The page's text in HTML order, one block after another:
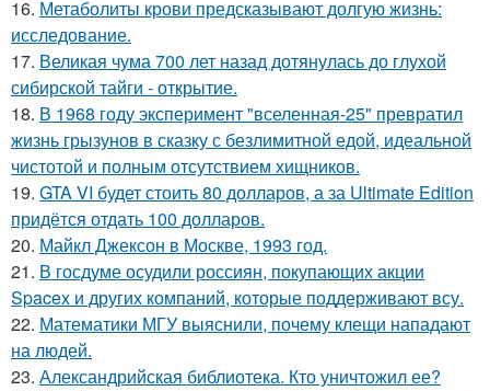
16. Метаболиты крови предсказывают долгую жизнь:
исследование.
17. Великая чума 700 лет назад дотянулась до глухой
сибирской тайги - открытие.
18. В 1968 году эксперимент "вселенная-25" превратил
жизнь грызунов в сказку с безлимитной едой, идеальной
чистотой и полным отсутствием хищников.
19. GTA VI будет стоить 80 долларов, а за Ultimate Edition
придётся отдать 100 долларов.
20. Майкл Джексон в Москве, 1993 год.
21. В госдуме осудили россиян, покупающих акции
Spacex и других компаний, которые поддерживают всу.
22. Математики МГУ выяснили, почему клещи нападают
на людей.
23. Александрийская библиотека. Кто уничтожил ее?